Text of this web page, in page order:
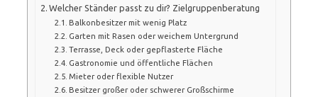
Welcher Ständer passt zu dir? Zielgruppenberatung
Balkonbesitzer mit wenig Platz
Garten mit Rasen oder weichem Untergrund
Terrasse, Deck oder gepflasterte Fläche
Gastronomie und öffentliche Flächen
Mieter oder flexible Nutzer
Besitzer großer oder schwerer Großschirme